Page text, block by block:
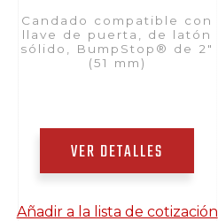
Candado compatible con
llave de puerta, de latón
sólido, BumpStop® de 2"
(51 mm)
VER DETALLES
Añadir a la lista de cotización